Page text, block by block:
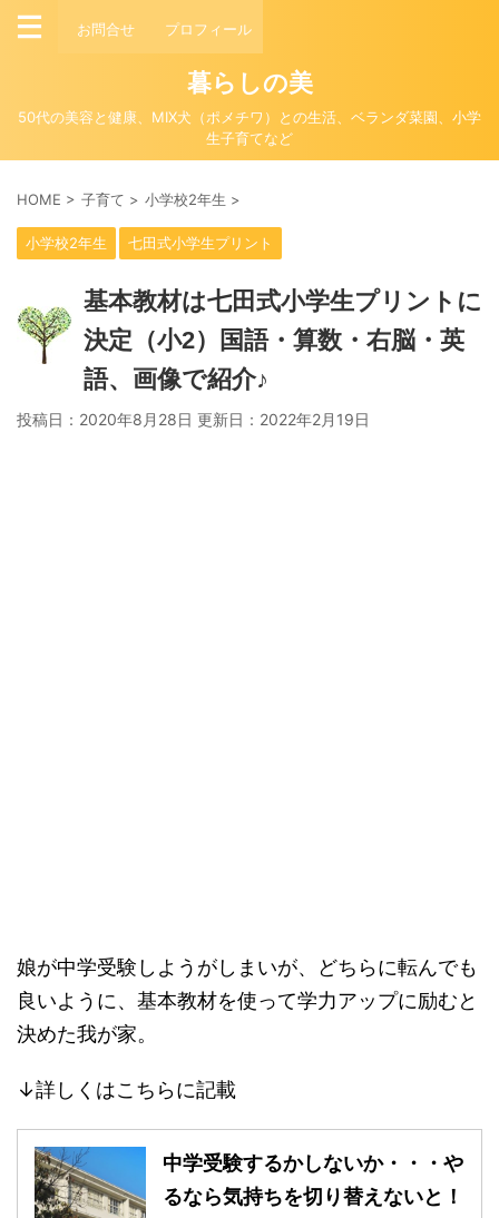
お問合せ プロフィール
暮らしの美
50代の美容と健康、MIX犬（ポメチワ）との生活、ベランダ菜園、小学
生子育てなど
HOME > 子育て > 小学校2年生 >
小学校2年生 七田式小学生プリント
基本教材は七田式小学生プリントに
決定（小2）国語・算数・右脳・英
語、画像で紹介♪
投稿日：2020年8月28日 更新日： 2022年2月19日
娘が中学受験しようがしまいが、どちらに転んでも
良いように、基本教材を使って学力アップに励むと
決めた我が家。
↓詳しくはこちらに記載
中学受験するかしないか・・・や
るなら気持ちを切り替えないと！